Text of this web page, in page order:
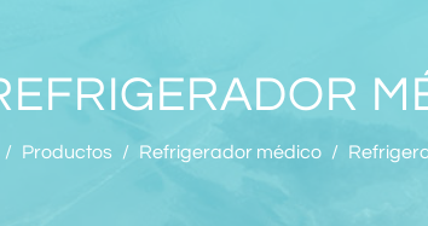
/ Productos / Refrigerador médico /